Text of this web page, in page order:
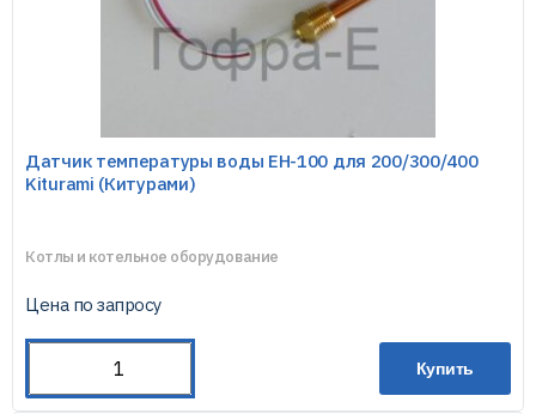
Датчик температуры воды EH-100 для 200/300/400
Kiturami (Китурами)
Котлы и котельное оборудование
Цена по запросу
Купить